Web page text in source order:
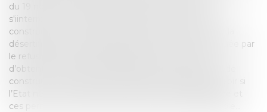
du 19 novembre 2015, la sénateur Claude Nougein
s'iinterroge sur la difficulté d’obtenir un permis de
construire en zone rurale. Le sénateur met en avant la
désertification rurale, désertification en partie expliquée par
le refus presque systématique de la part de l’Etat
d’obtention de certificats d’urbanisme et de permis de
construire. Le sénateur souhaite par conséquent savoir si
l’Etat ne doit pas accorder ces certificats d’urbanisme et
ces permis de construire lorsque le maire est favorable...